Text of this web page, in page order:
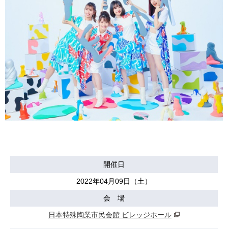
開催日
2022年04月09日（土）
会 場
日本特殊陶業市民会館 ビレッジホール